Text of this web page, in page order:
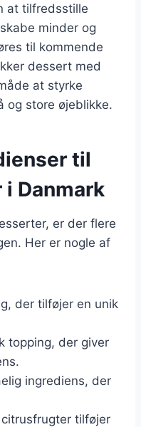
at tilfredsstille
minder og
til kommende
dessert med
at styrke
og store øjeblikke.
til
Danmark
er der flere
Her er nogle af
der tilføjer en unik
topping, der giver
ingrediens, der
tilføjer